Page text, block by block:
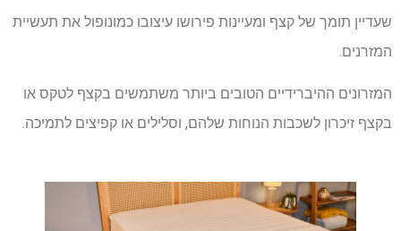
שעדיין תומך של קצף ומעיינות פירושו עיצובו כמונופול את תעשיית
המזרנים.
המזרונים ההיברידיים הטובים ביותר משתמשים בקצף לטקס או
בקצף זיכרון לשכבות הנוחות שלהם, וסלילים או קפיצים לתמיכה.